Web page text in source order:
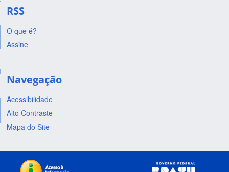
RSS
O que é?
Assine
Navegação
Acessibilidade
Alto Contraste
Mapa do Site